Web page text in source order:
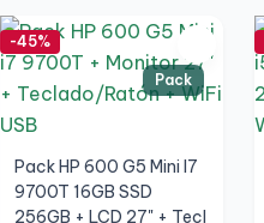
Pack
-45%
Pack HP 600 G5 Mini I7
9700T 16GB SSD
256GB + LCD 27" + Tecl